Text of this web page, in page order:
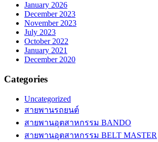
January 2026
December 2023
November 2023
July 2023
October 2022
January 2021
December 2020
Categories
Uncategorized
สายพานรถยนต์
สายพานอุตสาหกรรม BANDO
สายพานอุตสาหกรรม BELT MASTER